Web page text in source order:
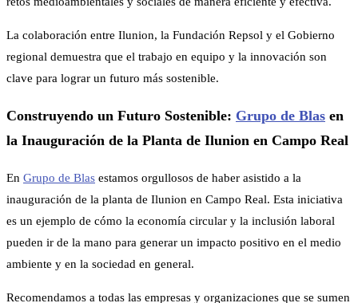
La colaboración entre Ilunion, la Fundación Repsol y el Gobierno
regional demuestra que el trabajo en equipo y la innovación son
clave para lograr un futuro más sostenible.
Construyendo un Futuro Sostenible: Grupo de Blas en
la Inauguración de la Planta de Ilunion en Campo Real
En Grupo de Blas estamos orgullosos de haber asistido a la
inauguración de la planta de Ilunion en Campo Real. Esta iniciativa
es un ejemplo de cómo la economía circular y la inclusión laboral
pueden ir de la mano para generar un impacto positivo en el medio
ambiente y en la sociedad en general.
Recomendamos a todas las empresas y organizaciones que se sumen